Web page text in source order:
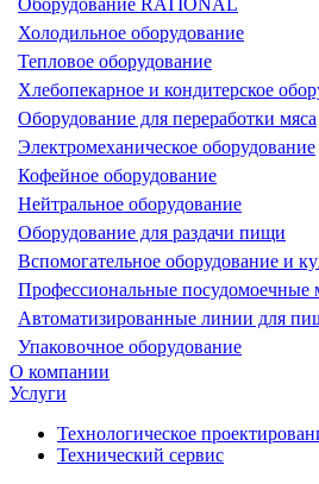
Оборудование RATIONAL
Холодильное оборудование
Тепловое оборудование
Хлебопекарное и кондитерское
Оборудование для переработки мяса
Электромеханическое оборудование
Кофейное оборудование
Нейтральное оборудование
Оборудование для раздачи пищи
Вспомогательное оборудование и
Профессиональные
Автоматизированные линии для
Упаковочное оборудование
О компании
Услуги
Технологическое
Технический сервис